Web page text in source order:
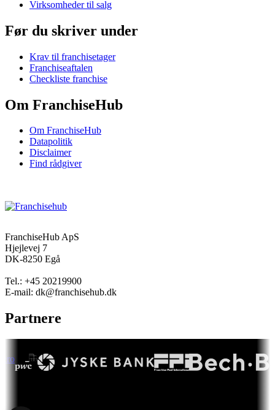
Virksomheder til salg
Før du skriver under
Krav til franchisetager
Franchiseaftalen
Checkliste franchise
Om FranchiseHub
Om FranchiseHub
Datapolitik
Disclaimer
Find rådgiver
FranchiseHub ApS
Hjejlevej 7
DK-8250 Egå
Tel.: +45 20219900
E-mail: dk@franchisehub.dk
Partnere